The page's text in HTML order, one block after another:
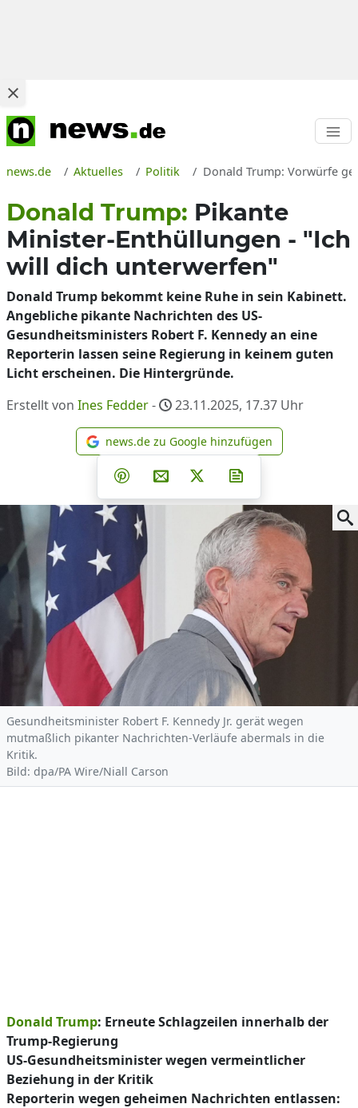
news.de Aktuelles Politik Donald Trump: Vorwürfe
Donald Trump: Pikante
Minister-Enthüllungen - "Ich
will dich unterwerfen"
Donald Trump bekommt keine Ruhe in sein Kabinett.
Angebliche pikante Nachrichten des US-
Gesundheitsministers Robert F. Kennedy an eine
Reporterin lassen seine Regierung in keinem guten
Licht erscheinen. Die Hintergründe.
Erstellt von Ines Fedder- 23.11.2025, 17.37 Uhr
news.de zu Google
news.de zu Google hinzufügen
Teilen auf Facebook
Teilen auf Whatsapp
Teilen auf Telegram
Teilen auf Pinterest
Per E-Mail teilen
Post auf X
Gesundheitsminister Robert F. Kennedy Jr. gerät wegen
mutmaßlich pikanter Nachrichten-Verläufe abermals in die
Kritik.
Bild: dpa/PA Wire/Niall Carson
Donald Trump: Erneute Schlagzeilen innerhalb der
Trump-Regierung
US-Gesundheitsminister wegen vermeintlicher
Beziehung in der Kritik
Reporterin wegen geheimen Nachrichten entlassen: